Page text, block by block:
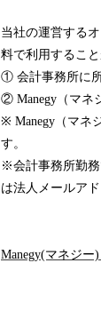
当社の運営する
料で利用するこ
① 会計事務所に
② Manegy（マネ
※ Manegy（マネ
す。
※会計事務所勤務
は法人メールア
Manegy(マネジー